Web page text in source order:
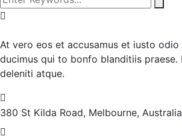
At vero eos et accusamus et iusto
ducimus qui to bonfo blanditiis praese.
deleniti atque.
380 St Kilda Road, Melbourne, Australia